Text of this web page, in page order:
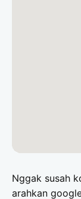
Nggak susah
arahkan